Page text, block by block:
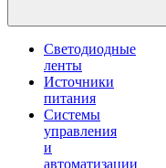
Светодиодные
ленты
Источники
питания
Системы
управления
и
автоматизации